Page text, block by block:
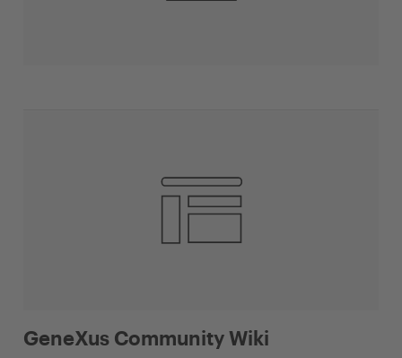
GeneXus Community Wiki